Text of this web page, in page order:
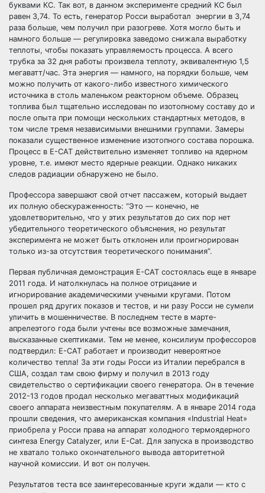
буквами КС. Так вот, в данном эксперименте средний КС был
равен 3,74. То есть, генератор Росси выработал энергии в 3,74
раза больше, чем получил при разогреве. Хотя могло быть и
намного больше — регулировка заведомо снижала выработку
теплоты, чтобы показать управляемость процесса. А всего
трубка за 32 дня работы произвела теплоту, эквивалентную 1,5
мегаватт/час. Эта энергия — намного, на порядки больше, чем
можно получить от какого-либо известного химического
источника в столь маленьком реакторном объеме. Образец
топлива был тщательно исследован по изотопному составу до и
после опыта при помощи нескольких стандартных методов, в
том числе тремя независимыми внешними группами. Замеры
показали существенное изменение изотопного состава порошка.
Процесс в Е-САТ действительно изменяет топливо на ядерном
уровне, т.е. имеют место ядерные реакции. Однако никаких
следов радиации обнаружено не было.
Профессора завершают свой отчет пассажем, который выдает
их полную обескураженность: “Это — конечно, не
удовлетворительно, что у этих результатов до сих пор нет
убедительного теоретического объяснения, но результат
эксперимента не может быть отклонен или проигнорирован
только из-за отсутствия теоретического понимания”.
Первая публичная демонстрация Е-САТ состоялась еще в январе
2011 года. И натолкнулась на полное отрицание и
игнорирование академическими учеными кругами. Потом
прошел ряд других показов и тестов, и ни разу Росси не сумели
уличить в мошенничестве. В последнем тесте в марте-
апрелеэтого года были учтены все возможные замечания,
высказанные скептиками. Тем не менее, консилиум профессоров
подтвердил: Е-САТ работает и производит невероятное
количество тепла! За эти годы Росси из Италии перебрался в
США, создал там свою фирму и получил в 2013 году
свидетельство о сертификации своего генератора. Он в течение
2012-13 годов продал несколько мегаваттных модификаций
своего аппарата неизвестным покупателям. А в январе 2014 года
прошли сведения, что американская компания «Industrial Heat»
приобрела у Росси права на аппарат холодного термоядерного
синтеза Energy Catalyzer, или E-Cat. Для запуска в производство
не хватало только окончательного вывода авторитетной
научной комиссии. И вот он получен.
Результатов теста все заинтересованные круги ждали — кто с